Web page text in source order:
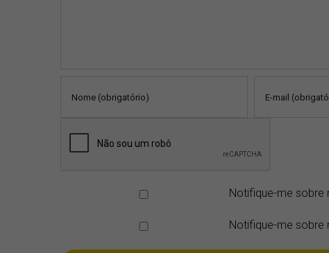
Notifique-me sobre
Notifique-me sobre